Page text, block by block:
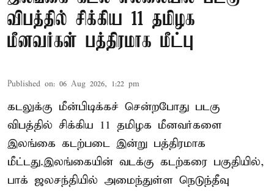
விபத்தில் சிக்கிய 11 தமிழக
மீனவர்கள் பத்திரமாக மீட்பு
Published on: 06 Aug 2026, 1:22 pm
கடலுக்கு மீன்பிடிக்கச் சென்றபோது படகு
விபத்தில் சிக்கிய 11 தமிழக மீனவர்களை
இலங்கை கடற்படை இன்று பத்திரமாக
மீட்டது.இலங்கையின் வடக்கு கடற்கரை பகுதியில்,
பாக் ஜலசந்தியில் அமைந்துள்ள நெடுந்தீவு